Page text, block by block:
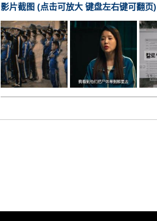
影片截图 (点击可放大 键盘左右键可翻页)